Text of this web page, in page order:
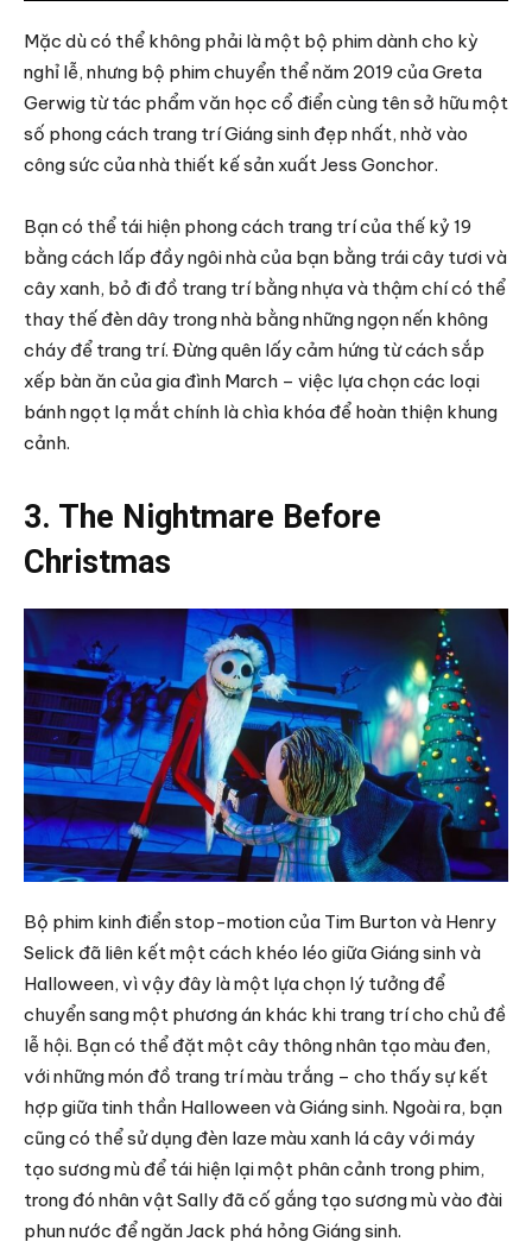
Mặc dù có thể không phải là một bộ phim dành cho kỳ
nghỉ lễ, nhưng bộ phim chuyển thể năm 2019 của Greta
Gerwig từ tác phẩm văn học cổ điển cùng tên sở hữu một
số phong cách trang trí Giáng sinh đẹp nhất, nhờ vào
công sức của nhà thiết kế sản xuất Jess Gonchor.
Bạn có thể tái hiện phong cách trang trí của thế kỷ 19
bằng cách lấp đầy ngôi nhà của bạn bằng trái cây tươi và
cây xanh, bỏ đi đồ trang trí bằng nhựa và thậm chí có thể
thay thế đèn dây trong nhà bằng những ngọn nến không
cháy để trang trí. Đừng quên lấy cảm hứng từ cách sắp
xếp bàn ăn của gia đình March – việc lựa chọn các loại
bánh ngọt lạ mắt chính là chìa khóa để hoàn thiện khung
cảnh.
3. The Nightmare Before
Christmas
Bộ phim kinh điển stop-motion của Tim Burton và Henry
Selick đã liên kết một cách khéo léo giữa Giáng sinh và
Halloween, vì vậy đây là một lựa chọn lý tưởng để
chuyển sang một phương án khác khi trang trí cho chủ đề
lễ hội. Bạn có thể đặt một cây thông nhân tạo màu đen,
với những món đồ trang trí màu trắng – cho thấy sự kết
hợp giữa tinh thần Halloween và Giáng sinh. Ngoài ra, bạn
cũng có thể sử dụng đèn laze màu xanh lá cây với máy
tạo sương mù để tái hiện lại một phân cảnh trong phim,
trong đó nhân vật Sally đã cố gắng tạo sương mù vào đài
phun nước để ngăn Jack phá hỏng Giáng sinh.